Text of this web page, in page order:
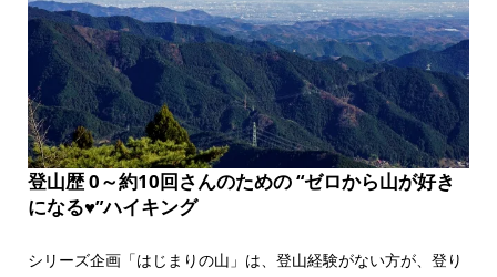
登山歴 0～約10回さんのための “ゼロから山が好き
になる♥”ハイキング
シリーズ企画「はじまりの山」は、登山経験がない方が、登り